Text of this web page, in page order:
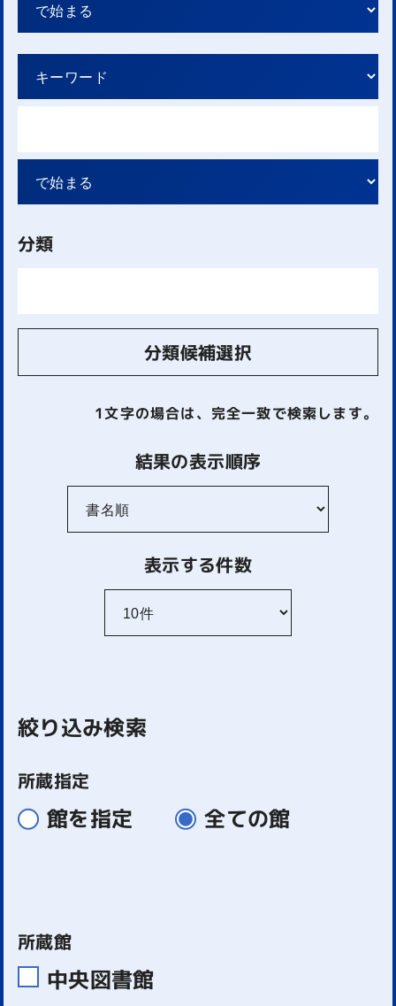
分類
分類候補選択
1文字の場合は、完全一致で検索します。
結果の表示順序
表示する件数
絞り込み検索
所蔵指定
館を指定 全ての館
所蔵館
中央図書館